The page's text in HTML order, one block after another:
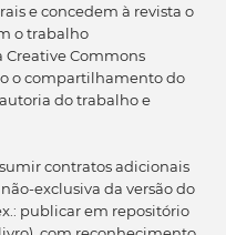
e concedem à revista o
o trabalho
Commons
o compartilhamento do
do trabalho e
contratos adicionais
exclusiva da versão do
publicar em repositório